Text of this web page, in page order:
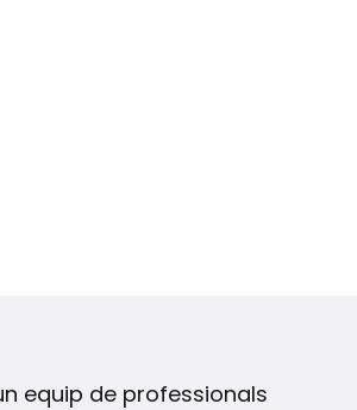
equip de professionals